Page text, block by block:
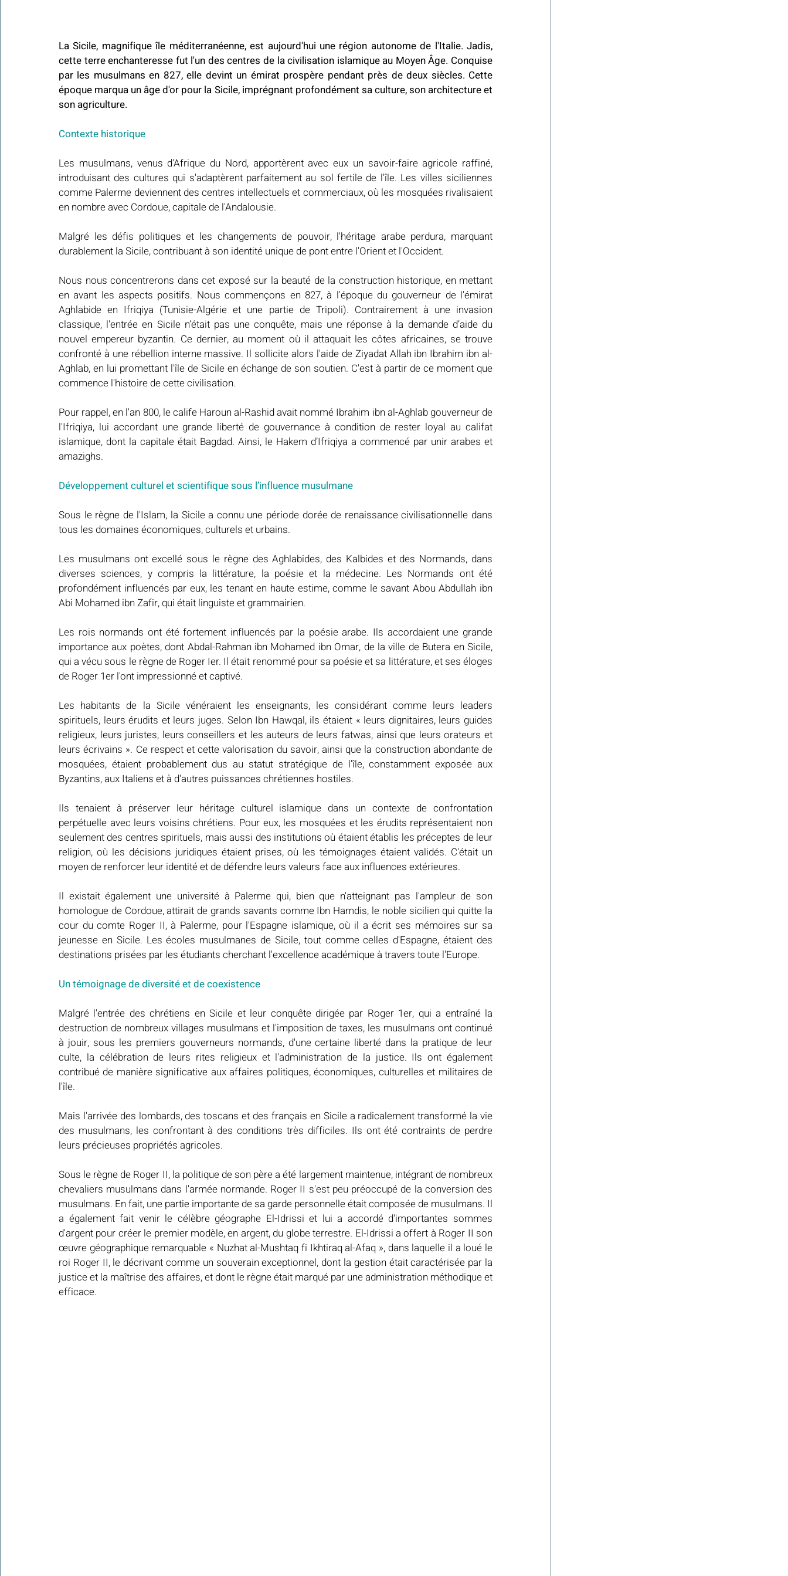
La Sicile, magnifique île méditerranéenne, est aujourd'hui une région autonome de l'Italie. Jadis,
cette terre enchanteresse fut l'un des centres de la civilisation islamique au Moyen Âge. Conquise
par les musulmans en 827, elle devint un émirat prospère pendant près de deux siècles. Cette
époque marqua un âge d'or pour la Sicile, imprégnant profondément sa culture, son architecture et
son agriculture.
Contexte historique
Les musulmans, venus d'Afrique du Nord, apportèrent avec eux un savoir-faire agricole raffiné,
introduisant des cultures qui s'adaptèrent parfaitement au sol fertile de l'île. Les villes siciliennes
comme Palerme deviennent des centres intellectuels et commerciaux, où les mosquées rivalisaient
en nombre avec Cordoue, capitale de l'Andalousie.
Malgré les défis politiques et les changements de pouvoir, l'héritage arabe perdura, marquant
durablement la Sicile, contribuant à son identité unique de pont entre l'Orient et l'Occident.
Nous nous concentrerons dans cet exposé sur la beauté de la construction historique, en mettant
en avant les aspects positifs. Nous commençons en 827, à l'époque du gouverneur de l'émirat
Aghlabide en Ifriqiya (Tunisie-Algérie et une partie de Tripoli). Contrairement à une invasion
classique, l'entrée en Sicile n’était pas une conquête, mais une réponse à la demande d’aide du
nouvel empereur byzantin. Ce dernier, au moment où il attaquait les côtes africaines, se trouve
confronté à une rébellion interne massive. Il sollicite alors l'aide de Ziyadat Allah ibn Ibrahim ibn al-
Aghlab, en lui promettant l'île de Sicile en échange de son soutien. C'est à partir de ce moment que
commence l'histoire de cette civilisation.
Pour rappel, en l'an 800, le calife Haroun al-Rashid avait nommé Ibrahim ibn al-Aghlab gouverneur de
l'Ifriqiya, lui accordant une grande liberté de gouvernance à condition de rester loyal au califat
islamique, dont la capitale était Bagdad. Ainsi, le Hakem d’Ifriqiya a commencé par unir arabes et
amazighs.
Développement culturel et scientifique sous l’influence musulmane
Sous le règne de l'Islam, la Sicile a connu une période dorée de renaissance civilisationnelle dans
tous les domaines économiques, culturels et urbains.
Les musulmans ont excellé sous le règne des Aghlabides, des Kalbides et des Normands, dans
diverses sciences, y compris la littérature, la poésie et la médecine. Les Normands ont été
profondément influencés par eux, les tenant en haute estime, comme le savant Abou Abdullah ibn
Abi Mohamed ibn Zafir, qui était linguiste et grammairien.
Les rois normands ont été fortement influencés par la poésie arabe. Ils accordaient une grande
importance aux poètes, dont Abdal-Rahman ibn Mohamed ibn Omar, de la ville de Butera en Sicile,
qui a vécu sous le règne de Roger Ier. Il était renommé pour sa poésie et sa littérature, et ses éloges
de Roger 1er l'ont impressionné et captivé.
Les habitants de la Sicile vénéraient les enseignants, les considérant comme leurs leaders
spirituels, leurs érudits et leurs juges. Selon Ibn Hawqal, ils étaient « leurs dignitaires, leurs guides
religieux, leurs juristes, leurs conseillers et les auteurs de leurs fatwas, ainsi que leurs orateurs et
leurs écrivains ». Ce respect et cette valorisation du savoir, ainsi que la construction abondante de
mosquées, étaient probablement dus au statut stratégique de l'île, constamment exposée aux
Byzantins, aux Italiens et à d'autres puissances chrétiennes hostiles.
Ils tenaient à préserver leur héritage culturel islamique dans un contexte de confrontation
perpétuelle avec leurs voisins chrétiens. Pour eux, les mosquées et les érudits représentaient non
seulement des centres spirituels, mais aussi des institutions où étaient établis les préceptes de leur
religion, où les décisions juridiques étaient prises, où les témoignages étaient validés. C'était un
moyen de renforcer leur identité et de défendre leurs valeurs face aux influences extérieures.
Il existait également une université à Palerme qui, bien que n'atteignant pas l'ampleur de son
homologue de Cordoue, attirait de grands savants comme Ibn Hamdis, le noble sicilien qui quitte la
cour du comte Roger II, à Palerme, pour l'Espagne islamique, où il a écrit ses mémoires sur sa
jeunesse en Sicile. Les écoles musulmanes de Sicile, tout comme celles d'Espagne, étaient des
destinations prisées par les étudiants cherchant l'excellence académique à travers toute l'Europe.
Un témoignage de diversité et de coexistence
Malgré l'entrée des chrétiens en Sicile et leur conquête dirigée par Roger 1er, qui a entraîné la
destruction de nombreux villages musulmans et l'imposition de taxes, les musulmans ont continué
à jouir, sous les premiers gouverneurs normands, d'une certaine liberté dans la pratique de leur
culte, la célébration de leurs rites religieux et l'administration de la justice. Ils ont également
contribué de manière significative aux affaires politiques, économiques, culturelles et militaires de
l'île.
Mais l'arrivée des lombards, des toscans et des français en Sicile a radicalement transformé la vie
des musulmans, les confrontant à des conditions très difficiles. Ils ont été contraints de perdre
leurs précieuses propriétés agricoles.
Sous le règne de Roger II, la politique de son père a été largement maintenue, intégrant de nombreux
chevaliers musulmans dans l'armée normande. Roger II s'est peu préoccupé de la conversion des
musulmans. En fait, une partie importante de sa garde personnelle était composée de musulmans. Il
a également fait venir le célèbre géographe El-Idrissi et lui a accordé d'importantes sommes
d'argent pour créer le premier modèle, en argent, du globe terrestre. El-Idrissi a offert à Roger II son
œuvre géographique remarquable « Nuzhat al-Mushtaq fi Ikhtiraq al-Afaq », dans laquelle il a loué le
roi Roger II, le décrivant comme un souverain exceptionnel, dont la gestion était caractérisée par la
justice et la maîtrise des affaires, et dont le règne était marqué par une administration méthodique et
efficace.